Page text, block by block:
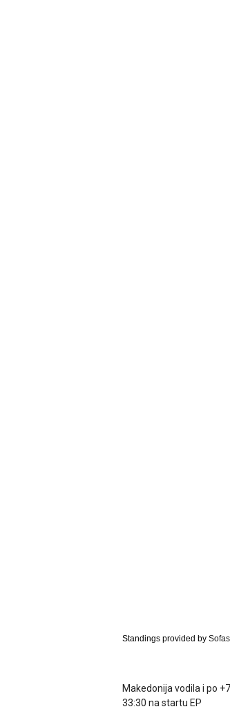
Standings provided by
Makedonija vodila i po
33:30 na startu EP